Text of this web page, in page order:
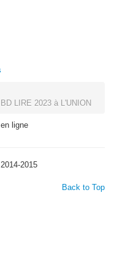
LIRE 2023 à L'UNION
ligne
2015
Back to Top